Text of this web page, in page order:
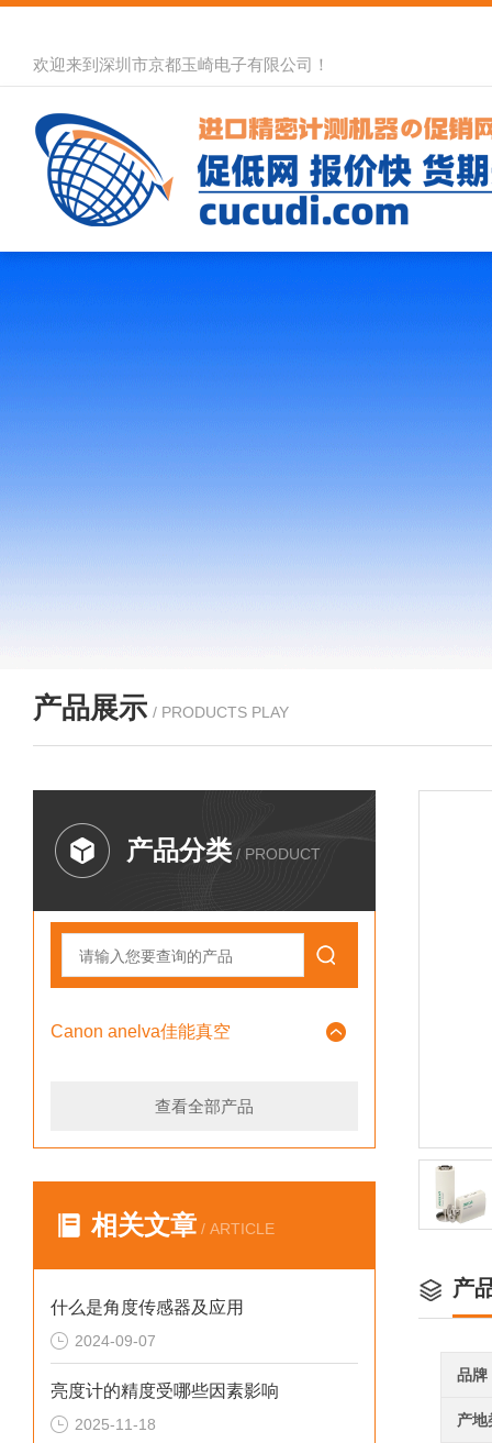
欢迎来到深圳市京都玉崎电子有限公司！
产品展示 / PRODUCTS PLAY
产品分类 / PRODUCT
Canon anelva佳能真空
查看全部产品
相关文章 / ARTICLE
什么是角度传感器及应用
2024-09-07
亮度计的精度受哪些因素影响
2025-11-18
产
品牌
产地